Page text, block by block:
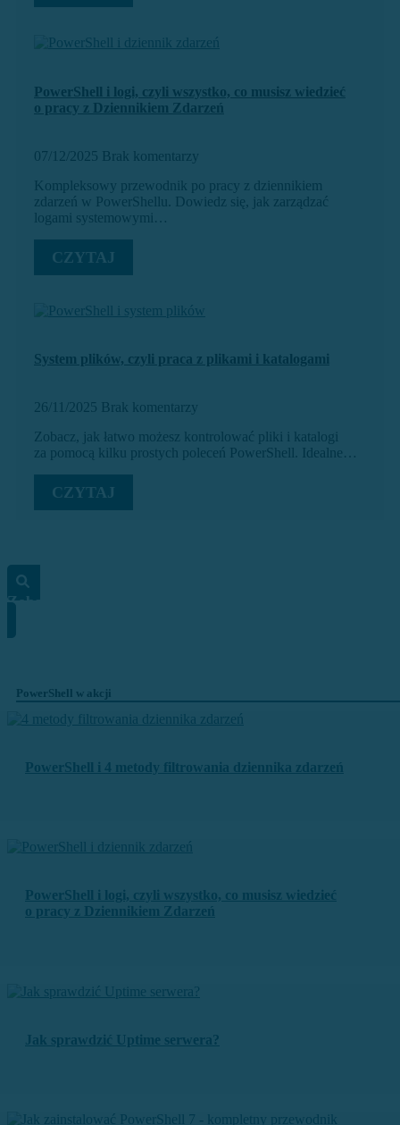
PowerShell i logi, czyli wszystko, co musisz wiedzieć
o pracy z Dziennikiem Zdarzeń
07/12/2025 Brak komentarzy
Kompleksowy przewodnik po pracy z dziennikiem
zdarzeń w PowerShellu. Dowiedz się, jak zarządzać
logami systemowymi…
CZYTAJ
System plików, czyli praca z plikami i katalogami
26/11/2025 Brak komentarzy
Zobacz, jak łatwo możesz kontrolować pliki i katalogi
za pomocą kilku prostych poleceń PowerShell. Idealne…
CZYTAJ
Zobacz wszystkie
PowerShell w akcji
PowerShell i 4 metody filtrowania dziennika zdarzeń
PowerShell i logi, czyli wszystko, co musisz wiedzieć
o pracy z Dziennikiem Zdarzeń
Jak sprawdzić Uptime serwera?